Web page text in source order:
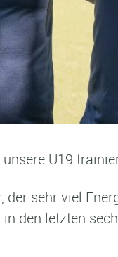
U19
sehr viel
den letzten